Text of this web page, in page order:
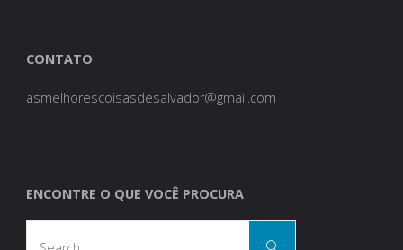
CONTATO
asmelhorescoisasdesalvador@gmail.com
ENCONTRE O QUE VOCÊ PROCURA
Search